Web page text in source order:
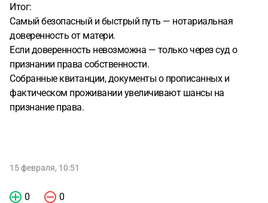
Итог:
Самый безопасный и быстрый путь — нотариальная
доверенность от матери.
Если доверенность невозможна — только через суд о
признании права собственности.
Собранные квитанции, документы о прописанных и
фактическом проживании увеличивают шансы на
признание права.
15 февраля, 10:51
0 0